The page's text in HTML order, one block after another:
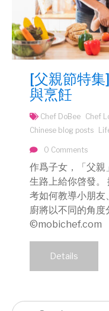
[父親節特集
與烹飪
Chef DoBee Chef
Chinese blog posts
0 Comments
作爲子女，「父親
生路上給你啓發。
考如何教導小朋友
廚將以不同的角度
©mobichef.com
Details